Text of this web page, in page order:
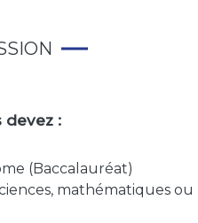
devez :
(Baccalauréat)
mathématiques ou